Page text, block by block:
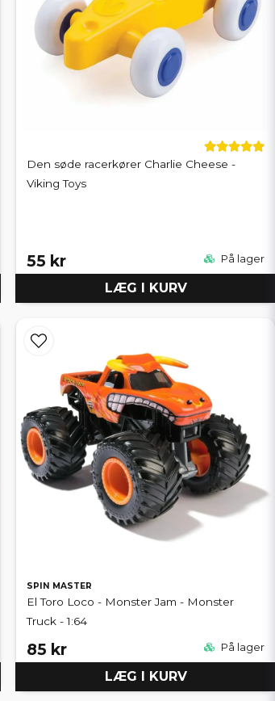
Den søde racerkører Charlie Cheese -
Viking Toys
55 kr På lager
LÆG I KURV
SPIN MASTER
El Toro Loco - Monster Jam - Monster
Truck - 1:64
85 kr På lager
LÆG I KURV